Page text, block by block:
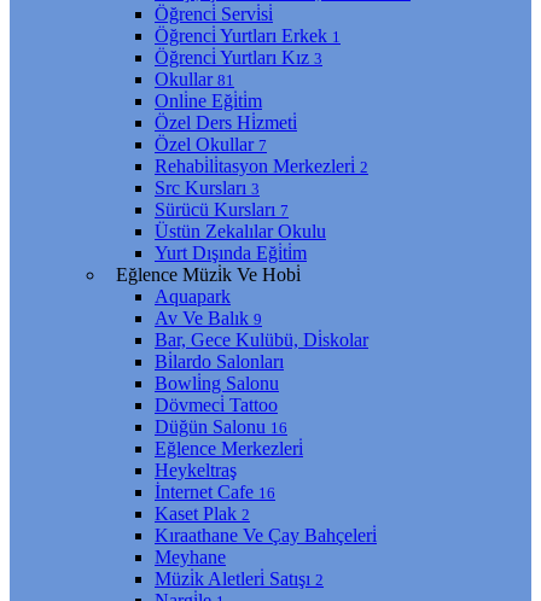
Öğrenci̇ Servi̇si̇
Öğrenci̇ Yurtları Erkek 1
Öğrenci̇ Yurtları Kız 3
Okullar 81
Onli̇ne Eği̇ti̇m
Özel Ders Hi̇zmeti̇
Özel Okullar 7
Rehabi̇li̇tasyon Merkezleri̇ 2
Src Kursları 3
Sürücü Kursları 7
Üstün Zekalılar Okulu
Yurt Dışında Eği̇ti̇m
Eğlence Müzi̇k Ve Hobi̇
Aquapark
Av Ve Balık 9
Bar, Gece Kulübü, Di̇skolar
Bi̇lardo Salonları
Bowli̇ng Salonu
Dövmeci̇ Tattoo
Düğün Salonu 16
Eğlence Merkezleri̇
Heykeltraş
İnternet Cafe 16
Kaset Plak 2
Kıraathane Ve Çay Bahçeleri̇
Meyhane
Müzi̇k Aletleri̇ Satışı 2